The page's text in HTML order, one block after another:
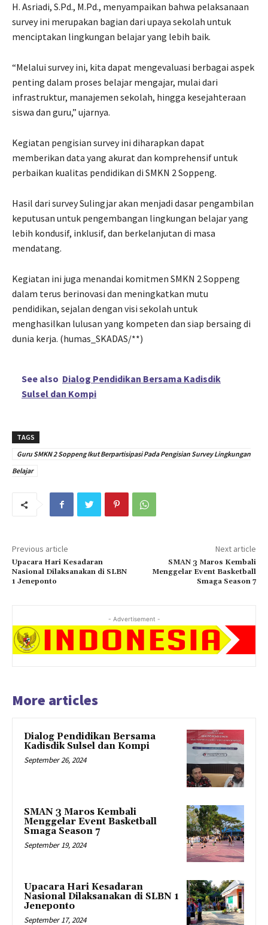
H. Asriadi, S.Pd., M.Pd., menyampaikan bahwa pelaksanaan
survey ini merupakan bagian dari upaya sekolah untuk
menciptakan lingkungan belajar yang lebih baik.
“Melalui survey ini, kita dapat mengevaluasi berbagai aspek
penting dalam proses belajar mengajar, mulai dari
infrastruktur, manajemen sekolah, hingga kesejahteraan
siswa dan guru,” ujarnya.
Kegiatan pengisian survey ini diharapkan dapat
memberikan data yang akurat dan komprehensif untuk
perbaikan kualitas pendidikan di SMKN 2 Soppeng.
Hasil dari survey Sulingjar akan menjadi dasar pengambilan
keputusan untuk pengembangan lingkungan belajar yang
lebih kondusif, inklusif, dan berkelanjutan di masa
mendatang.
Kegiatan ini juga menandai komitmen SMKN 2 Soppeng
dalam terus berinovasi dan meningkatkan mutu
pendidikan, sejalan dengan visi sekolah untuk
menghasilkan lulusan yang kompeten dan siap bersaing di
dunia kerja. (humas_SKADAS/**)
See also Dialog Pendidikan Bersama Kadisdik
Sulsel dan Kompi
TAGS
Guru SMKN 2 Soppeng Ikut Berpartisipasi Pada Pengisian Survey Lingkungan
Belajar
Previous article
Upacara Hari Kesadaran
Nasional Dilaksanakan di SLBN
1 Jeneponto
Next article
SMAN 3 Maros Kembali
Menggelar Event Basketball
Smaga Season 7
- Advertisement -
More articles
Dialog Pendidikan Bersama
Kadisdik Sulsel dan Kompi
September 26, 2024
SMAN 3 Maros Kembali
Menggelar Event Basketball
Smaga Season 7
September 19, 2024
Upacara Hari Kesadaran
Nasional Dilaksanakan di SLBN 1
Jeneponto
September 17, 2024